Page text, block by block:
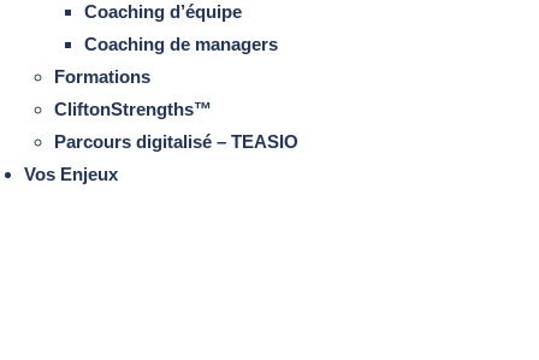
Coaching d’équipe
Coaching de managers
Formations
CliftonStrengths™
Parcours digitalisé – TEASIO
Vos Enjeux